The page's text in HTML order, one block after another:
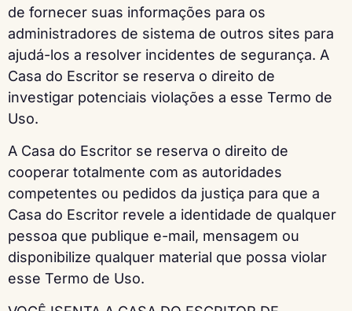
de fornecer suas informações para os
administradores de sistema de outros sites para
ajudá-los a resolver incidentes de segurança. A
Casa do Escritor se reserva o direito de
investigar potenciais violações a esse Termo de
Uso.
A Casa do Escritor se reserva o direito de
cooperar totalmente com as autoridades
competentes ou pedidos da justiça para que a
Casa do Escritor revele a identidade de qualquer
pessoa que publique e-mail, mensagem ou
disponibilize qualquer material que possa violar
esse Termo de Uso.